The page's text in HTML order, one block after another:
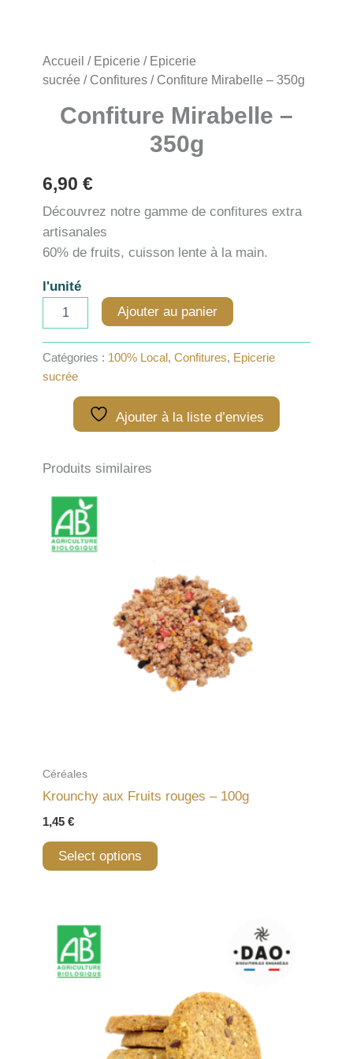
Accueil / Epicerie / Epicerie
sucrée / Confitures / Confiture Mirabelle – 350g
Confiture Mirabelle –
350g
6,90 €
Découvrez notre gamme de confitures extra
artisanales
60% de fruits, cuisson lente à la main.
l'unité
Mirabelle
350g
Ajouter au panier
Catégories : 100% Local, Confitures, Epicerie
sucrée
Ajouter à la liste d’envies
Produits similaires
Céréales
Krounchy aux Fruits rouges – 100g
1,45 €
Select options